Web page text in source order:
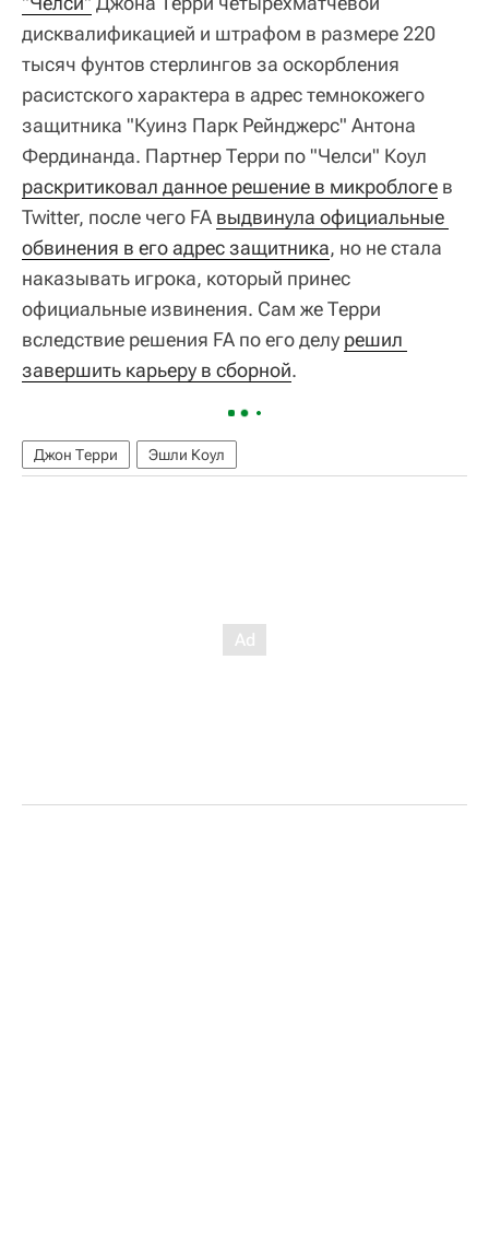
дисквалификацией и штрафом в размере 220
тысяч фунтов стерлингов за оскорбления
расистского характера в адрес темнокожего
защитника "Куинз Парк Рейнджерс" Антона
Фердинанда. Партнер Терри по "Челси" Коул
раскритиковал данное решение в микроблоге в
Twitter, после чего FA выдвинула официальные
обвинения в его адрес защитника, но не стала
наказывать игрока, который принес
официальные извинения. Сам же Терри
вследствие решения FA по его делу решил
завершить карьеру в сборной.
Джон Терри Эшли Коул